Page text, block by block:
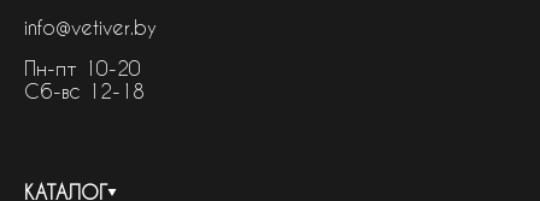
info@vetiver.by
Пн-пт 10-20
Сб-вс 12-18
КАТАЛОГ